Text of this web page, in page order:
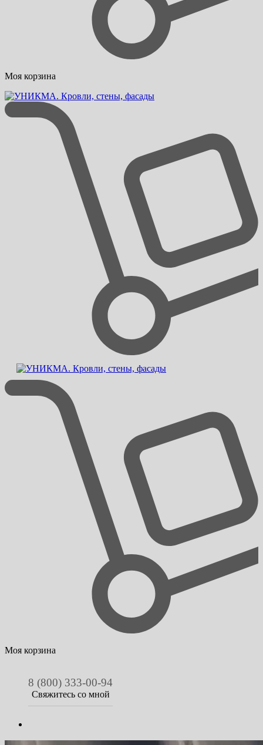
Моя корзина
Моя корзина
8 (800) 333-00-94
Свяжитесь со мной